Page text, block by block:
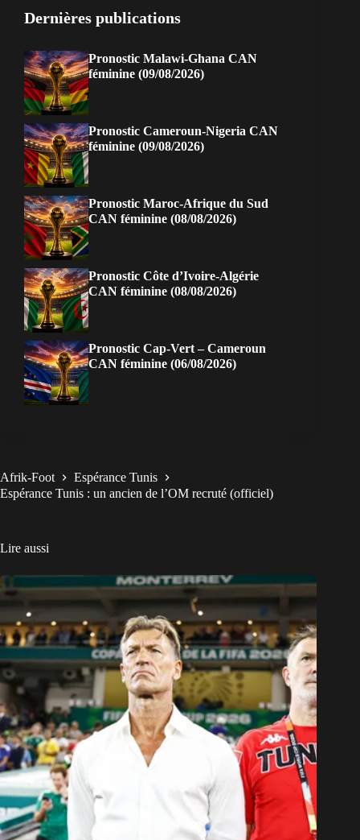
Dernières publications
Pronostic Malawi-Ghana CAN
féminine (09/08/2026)
Pronostic Cameroun-Nigeria CAN
féminine (09/08/2026)
Pronostic Maroc-Afrique du Sud
CAN féminine (08/08/2026)
Pronostic Côte d’Ivoire-Algérie
CAN féminine (08/08/2026)
Pronostic Cap-Vert – Cameroun
CAN féminine (06/08/2026)
Afrik-Foot
Espérance Tunis
Espérance Tunis : un ancien de l’OM recruté (officiel)
Lire aussi